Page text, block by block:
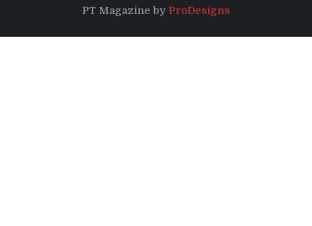
PT Magazine by ProDesigns